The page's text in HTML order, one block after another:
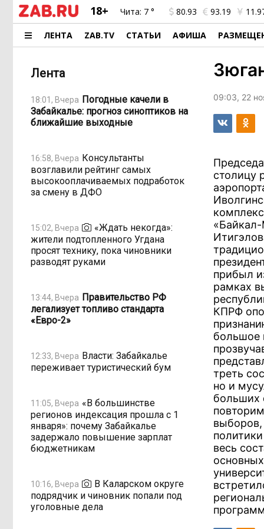
18+ Чита: 7 ° 80.93 93.19
ЛЕНТА ZAB.TV СТАТЬИ АФИША
Лента
18:01, Вчера Погодные качели в
Забайкалье: прогноз синоптиков на
ближайшие выходные
16:58, Вчера Консультанты
возглавили рейтинг самых
высокооплачиваемых подработок
за смену в ДФО
15:02, Вчера
«Ждать некогда»:
жители подтопленного Угдана
просят технику, пока чиновники
разводят руками
13:44, Вчера Правительство РФ
легализует топливо стандарта
«Евро-2»
12:33, Вчера Власти: Забайкалье
переживает туристический бум
11:05, Вчера «В большинстве
регионов индексация прошла с 1
января»: почему Забайкалье
задержало повышение зарплат
бюджетникам
10:16, Вчера
В Каларском округе
подрядчик и чиновник попали под
уголовные дела
09:03, 22
столицу
прибыл
рамках
КПРФ
большое
треть
но и
больших
выборов,
весь